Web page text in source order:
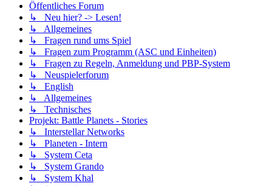
Öffentliches Forum
↳ Neu hier? -> Lesen!
↳ Allgemeines
↳ Fragen rund ums Spiel
↳ Fragen zum Programm (ASC und Einheiten)
↳ Fragen zu Regeln, Anmeldung und PBP-System
↳ Neuspielerforum
↳ English
↳ Allgemeines
↳ Technisches
Projekt: Battle Planets - Stories
↳ Interstellar Networks
↳ Planeten - Intern
↳ System Ceta
↳ System Grando
↳ System Khal